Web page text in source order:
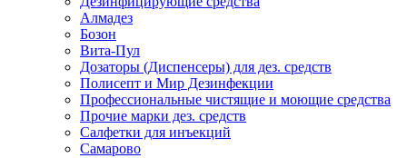
Алмадез
Бозон
Вита-Пул
Дозаторы (Диспенсеры) для дез. средств
Полисепт и Мир Дезинфекции
Профессиональные чистящие и моющие средства
Прочие марки дез. средств
Салфетки для инъекций
Самарово